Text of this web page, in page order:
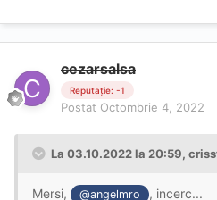
Stai relax, nu trebuie sa te agiți
arunci cuvinte jignitoare, tu
cezarsalsa
Reputație: -1
Postat Octombrie 4, 2022
La 03.10.2022 la 20:59,
Mersi, @angelmro , incerc...